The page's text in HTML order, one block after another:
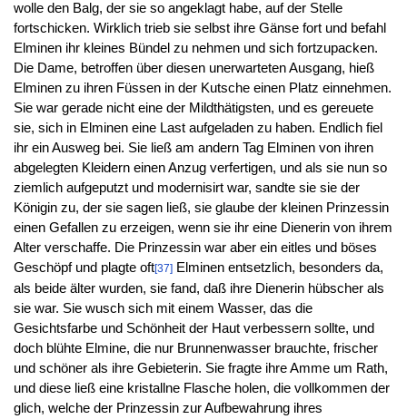
wolle den Balg, der sie so angeklagt habe, auf der Stelle
fortschicken. Wirklich trieb sie selbst ihre Gänse fort und befahl
Elminen ihr kleines Bündel zu nehmen und sich fortzupacken.
Die Dame, betroffen über diesen unerwarteten Ausgang, hieß
Elminen zu ihren Füssen in der Kutsche einen Platz einnehmen.
Sie war gerade nicht eine der Mildthätigsten, und es gereuete
sie, sich in Elminen eine Last aufgeladen zu haben. Endlich fiel
ihr ein Ausweg bei. Sie ließ am andern Tag Elminen von ihren
abgelegten Kleidern einen Anzug verfertigen, und als sie nun so
ziemlich aufgeputzt und modernisirt war, sandte sie sie der
Königin zu, der sie sagen ließ, sie glaube der kleinen Prinzessin
einen Gefallen zu erzeigen, wenn sie ihr eine Dienerin von ihrem
Alter verschaffe. Die Prinzessin war aber ein eitles und böses
Geschöpf und plagte oft[37]Elminen entsetzlich, besonders da,
als beide älter wurden, sie fand, daß ihre Dienerin hübscher als
sie war. Sie wusch sich mit einem Wasser, das die
Gesichtsfarbe und Schönheit der Haut verbessern sollte, und
doch blühte Elmine, die nur Brunnenwasser brauchte, frischer
und schöner als ihre Gebieterin. Sie fragte ihre Amme um Rath,
und diese ließ eine kristallne Flasche holen, die vollkommen der
glich, welche der Prinzessin zur Aufbewahrung ihres